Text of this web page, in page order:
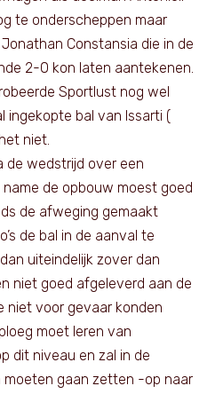
te onderscheppen maar
Constansia die in de
2-0 kon laten aantekenen.
Sportlust nog wel
ingekopte bal van Issarti (
niet.
de wedstrijd over een
de opbouw moest goed
de afweging gemaakt
de bal in de aanval te
uiteindelijk zover dan
niet goed afgeleverd aan de
niet voor gevaar konden
moet leren van
dit niveau en zal in de
moeten gaan zetten -op naar